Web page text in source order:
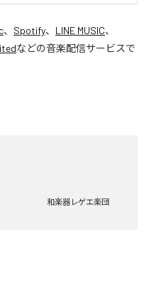
、 Spotify、 LINE MUSIC、
などの音楽配信サービスで
和楽器レゲエ楽団